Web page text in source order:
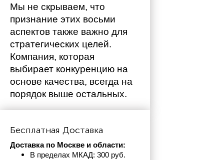
Мы не скрываем, что
признание этих восьми
аспектов также важно для
стратегических целей.
Компания, которая
выбирает конкуренцию на
основе качества, всегда на
порядок выше остальных.
Бесплатная Доставка
Доставка по Москве и области:
В пределах МКАД: 300 руб.